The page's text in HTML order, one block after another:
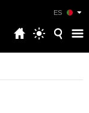
ES